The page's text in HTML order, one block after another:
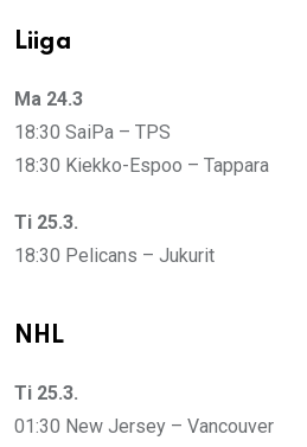
Liiga
Ma 24.3
18:30 SaiPa – TPS
18:30 Kiekko-Espoo – Tappara
Ti 25.3.
18:30 Pelicans – Jukurit
NHL
Ti 25.3.
01:30 New Jersey – Vancouver